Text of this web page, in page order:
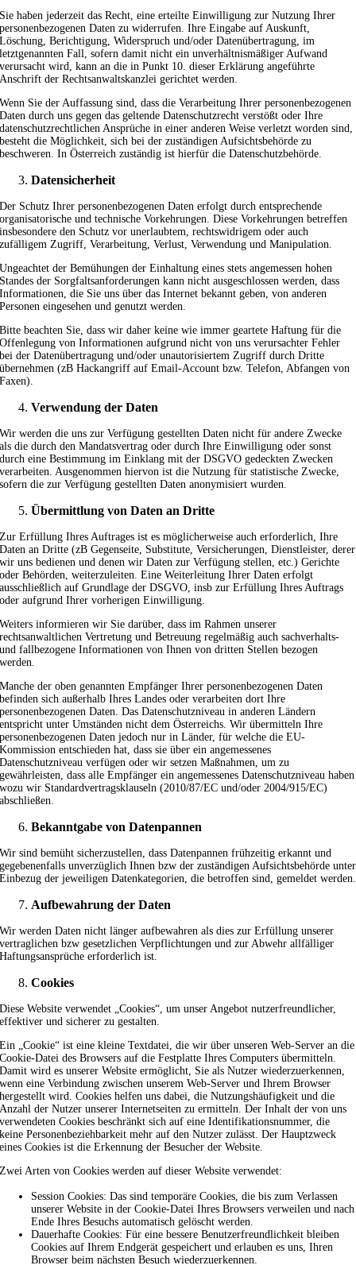
Sie haben jederzeit das Recht, eine erteilte Einwilligung zur Nutzung Ihrer
personenbezogenen Daten zu widerrufen. Ihre Eingabe auf Auskunft,
Löschung, Berichtigung, Widerspruch und/oder Datenübertragung, im
letztgenannten Fall, sofern damit nicht ein unverhältnismäßiger Aufwand
verursacht wird, kann an die in Punkt 10. dieser Erklärung angeführte
Anschrift der Rechtsanwaltskanzlei gerichtet werden.
Wenn Sie der Auffassung sind, dass die Verarbeitung Ihrer personenbezogenen
Daten durch uns gegen das geltende Datenschutzrecht verstößt oder Ihre
datenschutzrechtlichen Ansprüche in einer anderen Weise verletzt worden sind,
besteht die Möglichkeit, sich bei der zuständigen Aufsichtsbehörde zu
beschweren. In Österreich zuständig ist hierfür die Datenschutzbehörde.
Datensicherheit
Der Schutz Ihrer personenbezogenen Daten erfolgt durch entsprechende
organisatorische und technische Vorkehrungen. Diese Vorkehrungen betreffen
insbesondere den Schutz vor unerlaubtem, rechtswidrigem oder auch
zufälligem Zugriff, Verarbeitung, Verlust, Verwendung und Manipulation.
Ungeachtet der Bemühungen der Einhaltung eines stets angemessen hohen
Standes der Sorgfaltsanforderungen kann nicht ausgeschlossen werden, dass
Informationen, die Sie uns über das Internet bekannt geben, von anderen
Personen eingesehen und genutzt werden.
Bitte beachten Sie, dass wir daher keine wie immer geartete Haftung für die
Offenlegung von Informationen aufgrund nicht von uns verursachter Fehler
bei der Datenübertragung und/oder unautorisiertem Zugriff durch Dritte
übernehmen (zB Hackangriff auf Email-Account bzw. Telefon, Abfangen von
Faxen).
Verwendung der Daten
Wir werden die uns zur Verfügung gestellten Daten nicht für andere Zwecke
als die durch den Mandatsvertrag oder durch Ihre Einwilligung oder sonst
durch eine Bestimmung im Einklang mit der DSGVO gedeckten Zwecken
verarbeiten. Ausgenommen hiervon ist die Nutzung für statistische Zwecke,
sofern die zur Verfügung gestellten Daten anonymisiert wurden.
Übermittlung von Daten an Dritte
Zur Erfüllung Ihres Auftrages ist es möglicherweise auch erforderlich, Ihre
Daten an Dritte (zB Gegenseite, Substitute, Versicherungen, Dienstleister, derer
wir uns bedienen und denen wir Daten zur Verfügung stellen, etc.) Gerichte
oder Behörden, weiterzuleiten. Eine Weiterleitung Ihrer Daten erfolgt
ausschließlich auf Grundlage der DSGVO, insb zur Erfüllung Ihres Auftrags
oder aufgrund Ihrer vorherigen Einwilligung.
Weiters informieren wir Sie darüber, dass im Rahmen unserer
rechtsanwaltlichen Vertretung und Betreuung regelmäßig auch sachverhalts-
und fallbezogene Informationen von Ihnen von dritten Stellen bezogen
werden.
Manche der oben genannten Empfänger Ihrer personenbezogenen Daten
befinden sich außerhalb Ihres Landes oder verarbeiten dort Ihre
personenbezogenen Daten. Das Datenschutzniveau in anderen Ländern
entspricht unter Umständen nicht dem Österreichs. Wir übermitteln Ihre
personenbezogenen Daten jedoch nur in Länder, für welche die EU-
Kommission entschieden hat, dass sie über ein angemessenes
Datenschutzniveau verfügen oder wir setzen Maßnahmen, um zu
gewährleisten, dass alle Empfänger ein angemessenes Datenschutzniveau haben
wozu wir Standardvertragsklauseln (2010/87/EC und/oder 2004/915/EC)
abschließen.
Bekanntgabe von Datenpannen
Wir sind bemüht sicherzustellen, dass Datenpannen frühzeitig erkannt und
gegebenenfalls unverzüglich Ihnen bzw der zuständigen Aufsichtsbehörde unter
Einbezug der jeweiligen Datenkategorien, die betroffen sind, gemeldet werden.
Aufbewahrung der Daten
Wir werden Daten nicht länger aufbewahren als dies zur Erfüllung unserer
vertraglichen bzw gesetzlichen Verpflichtungen und zur Abwehr allfälliger
Haftungsansprüche erforderlich ist.
Cookies
Diese Website verwendet „Cookies“, um unser Angebot nutzerfreundlicher,
effektiver und sicherer zu gestalten.
Ein „Cookie“ ist eine kleine Textdatei, die wir über unseren Web-Server an die
Cookie-Datei des Browsers auf die Festplatte Ihres Computers übermitteln.
Damit wird es unserer Website ermöglicht, Sie als Nutzer wiederzuerkennen,
wenn eine Verbindung zwischen unserem Web-Server und Ihrem Browser
hergestellt wird. Cookies helfen uns dabei, die Nutzungshäufigkeit und die
Anzahl der Nutzer unserer Internetseiten zu ermitteln. Der Inhalt der von uns
verwendeten Cookies beschränkt sich auf eine Identifikationsnummer, die
keine Personenbeziehbarkeit mehr auf den Nutzer zulässt. Der Hauptzweck
eines Cookies ist die Erkennung der Besucher der Website.
Zwei Arten von Cookies werden auf dieser Website verwendet:
Session Cookies: Das sind temporäre Cookies, die bis zum Verlassen
unserer Website in der Cookie-Datei Ihres Browsers verweilen und nach
Ende Ihres Besuchs automatisch gelöscht werden.
Dauerhafte Cookies: Für eine bessere Benutzerfreundlichkeit bleiben
Cookies auf Ihrem Endgerät gespeichert und erlauben es uns, Ihren
Browser beim nächsten Besuch wiederzuerkennen.